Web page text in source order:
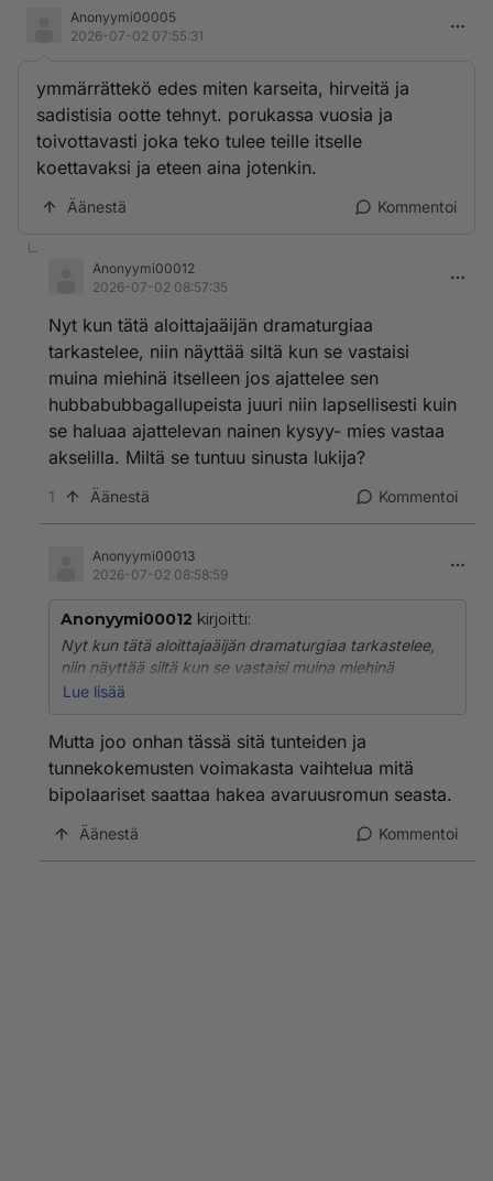
Anonyymi00005
2026-07-02 07:55:31
ymmärrättekö edes miten karseita, hirveitä ja
sadistisia ootte tehnyt. porukassa vuosia ja
toivottavasti joka teko tulee teille itselle
koettavaksi ja eteen aina jotenkin.
Äänestä Kommentoi
Anonyymi00012
2026-07-02 08:57:35
Nyt kun tätä aloittajaäijän dramaturgiaa
tarkastelee, niin näyttää siltä kun se vastaisi
muina miehinä itselleen jos ajattelee sen
hubbabubbagallupeista juuri niin lapsellisesti kuin
se haluaa ajattelevan nainen kysyy- mies vastaa
akselilla. Miltä se tuntuu sinusta lukija?
1 Äänestä Kommentoi
Anonyymi00013
2026-07-02 08:58:59
Anonyymi00012 kirjoitti:
Nyt kun tätä aloittajaäijän dramaturgiaa tarkastelee,
niin näyttää siltä kun se vastaisi muina miehinä
itselleen jos ajattelee sen hubbabubbagallupeista juuri
kysyy- mies vastaa akselilla. Miltä se tuntuu sinusta
lukija?
Lue lisää
Mutta joo onhan tässä sitä tunteiden ja
tunnekokemusten voimakasta vaihtelua mitä
bipolaariset saattaa hakea avaruusromun seasta.
Äänestä Kommentoi